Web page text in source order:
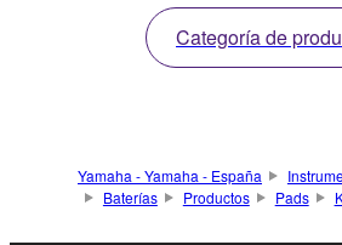
Categoría de
Yamaha - Yamaha - España
Baterías
Productos Pads